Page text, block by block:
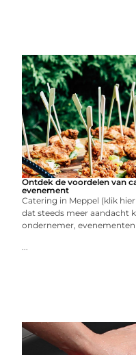
Ontdek de voordelen van
evenement
Catering in Meppel (klik
dat steeds meer aandacht
ondernemer,
...